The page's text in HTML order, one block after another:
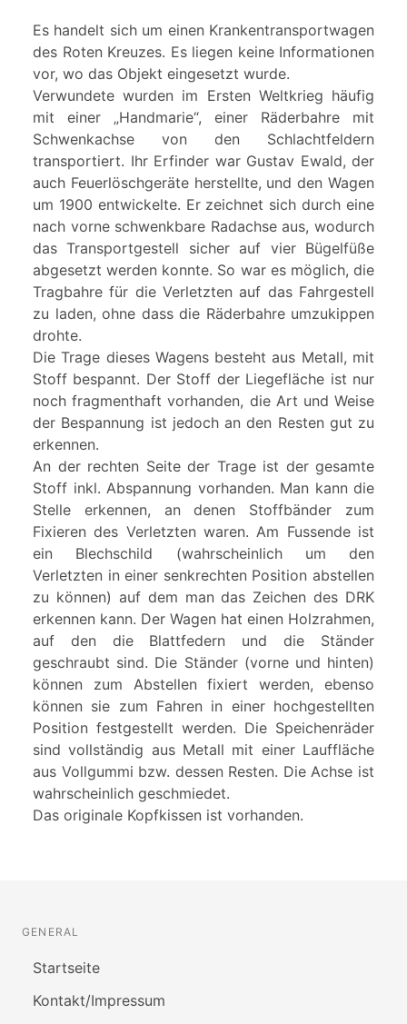
Es handelt sich um einen Krankentransportwagen
des Roten Kreuzes. Es liegen keine Informationen
vor, wo das Objekt eingesetzt wurde.
Verwundete wurden im Ersten Weltkrieg häufig
mit einer „Handmarie“, einer Räderbahre mit
Schwenkachse von den Schlachtfeldern
transportiert. Ihr Erfinder war Gustav Ewald, der
auch Feuerlöschgeräte herstellte, und den Wagen
um 1900 entwickelte. Er zeichnet sich durch eine
nach vorne schwenkbare Radachse aus, wodurch
das Transportgestell sicher auf vier Bügelfüße
abgesetzt werden konnte. So war es möglich, die
Tragbahre für die Verletzten auf das Fahrgestell
zu laden, ohne dass die Räderbahre umzukippen
drohte.
Die Trage dieses Wagens besteht aus Metall, mit
Stoff bespannt. Der Stoff der Liegefläche ist nur
noch fragmenthaft vorhanden, die Art und Weise
der Bespannung ist jedoch an den Resten gut zu
erkennen.
An der rechten Seite der Trage ist der gesamte
Stoff inkl. Abspannung vorhanden. Man kann die
Stelle erkennen, an denen Stoffbänder zum
Fixieren des Verletzten waren. Am Fussende ist
ein Blechschild (wahrscheinlich um den
Verletzten in einer senkrechten Position abstellen
zu können) auf dem man das Zeichen des DRK
erkennen kann. Der Wagen hat einen Holzrahmen,
auf den die Blattfedern und die Ständer
geschraubt sind. Die Ständer (vorne und hinten)
können zum Abstellen fixiert werden, ebenso
können sie zum Fahren in einer hochgestellten
Position festgestellt werden. Die Speichenräder
sind vollständig aus Metall mit einer Lauffläche
aus Vollgummi bzw. dessen Resten. Die Achse ist
wahrscheinlich geschmiedet.
Das originale Kopfkissen ist vorhanden.
GENERAL
Startseite
Kontakt/Impressum